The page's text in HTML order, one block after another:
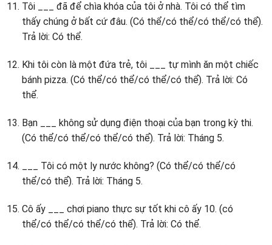
Tôi ___ đã để chìa khóa của tôi ở nhà. Tôi có thể tìm
thấy chúng ở bất cứ đâu. (Có thể/có thể/có thể/có thể).
Trả lời: Có thể.
Khi tôi còn là một đứa trẻ, tôi ___ tự mình ăn một chiếc
bánh pizza. (Có thể/có thể/có thể/có thể). Trả lời: Có
thể.
Bạn ___ không sử dụng điện thoại của bạn trong kỳ thi.
(Có thể/có thể/có thể/có thể). Trả lời: Tháng 5.
___ Tôi có một ly nước không? (Có thể/có thể/có
thể/có thể). Trả lời: Tháng 5.
Cô ấy ___ chơi piano thực sự tốt khi cô ấy 10. (có
thể/có thể/có thể/có thể). Trả lời: Có thể.